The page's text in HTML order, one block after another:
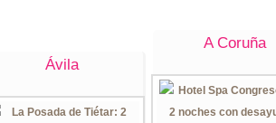
Ávila
A Coruña